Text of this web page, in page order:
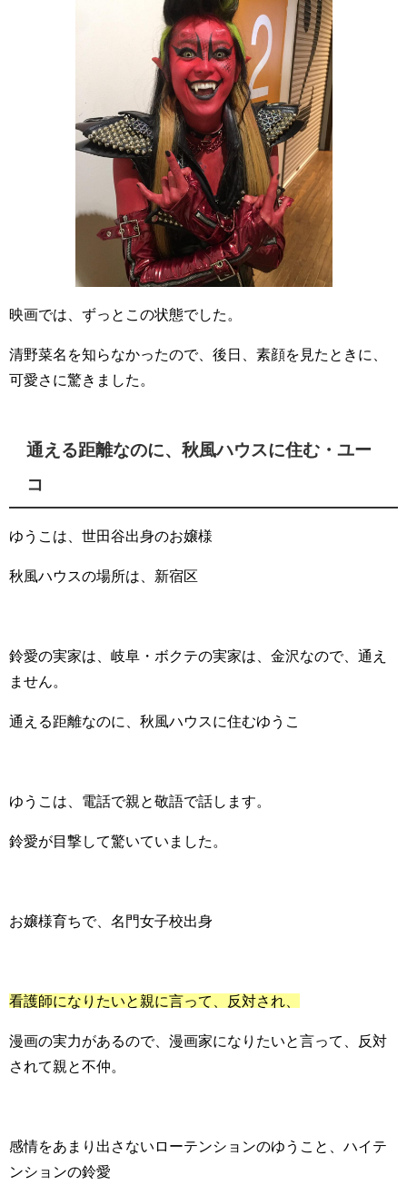
映画では、ずっとこの状態でした。
清野菜名を知らなかったので、後日、素顔を見たときに、
可愛さに驚きました。
通える距離なのに、秋風ハウスに住む・ユー
コ
ゆうこは、世田谷出身のお嬢様
秋風ハウスの場所は、新宿区
鈴愛の実家は、岐阜・ボクテの実家は、金沢なので、通え
ません。
通える距離なのに、秋風ハウスに住むゆうこ
ゆうこは、電話で親と敬語で話します。
鈴愛が目撃して驚いていました。
お嬢様育ちで、名門女子校出身
看護師になりたいと親に言って、反対され、
漫画の実力があるので、漫画家になりたいと言って、反対
されて親と不仲。
感情をあまり出さないローテンションのゆうこと、ハイテ
ンションの鈴愛